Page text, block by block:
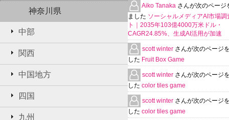
神奈川県
中部
関西
中国地方
四国
九州
Aiko Tanaka さんが次のページ
ました ソーシャルメディアAI市場調
ト｜2035年103億4000万米ドル・
CAGR24.85%、生成AI活用が加速
scott winter さんが次のページ
した Fruit Box Game
scott winter さんが次のページ
した color tiles game
scott winter さんが次のページ
した color tiles game